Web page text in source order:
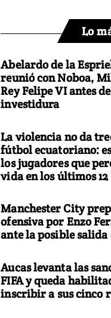
Lo
Abelardo de la
reunió con Noboa,
Rey Felipe VI antes
investidura
La violencia no da
fútbol ecuatoriano:
los jugadores que
vida en los últimos 12
Manchester City
ofensiva por Enzo
ante la posible salida
Aucas levanta las
FIFA y queda
inscribir a sus cinco